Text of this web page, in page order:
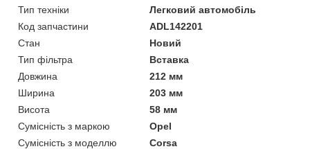
Тип техніки
Легковий автомобіль
Код запчастини
ADL142201
Стан
Новий
Тип фільтра
Вставка
Довжина
212 мм
Ширина
203 мм
Висота
58 мм
Сумісність з маркою
Opel
Сумісність з моделлю
Corsa